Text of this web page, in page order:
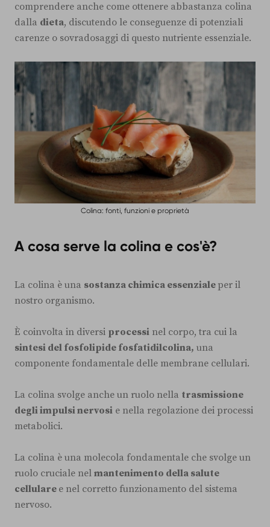
comprendere anche come ottenere abbastanza colina
dalla dieta, discutendo le conseguenze di potenziali
carenze o sovradosaggi di questo nutriente essenziale.
Colina: fonti, funzioni e proprietà
A cosa serve la colina e cos'è?
La colina è una sostanza chimica essenziale per il
nostro organismo.
È coinvolta in diversi processi nel corpo, tra cui la
sintesi del fosfolipide fosfatidilcolina, una
componente fondamentale delle membrane cellulari.
La colina svolge anche un ruolo nella trasmissione
degli impulsi nervosi e nella regolazione dei processi
metabolici.
La colina è una molecola fondamentale che svolge un
ruolo cruciale nel mantenimento della salute
cellulare e nel corretto funzionamento del sistema
nervoso.